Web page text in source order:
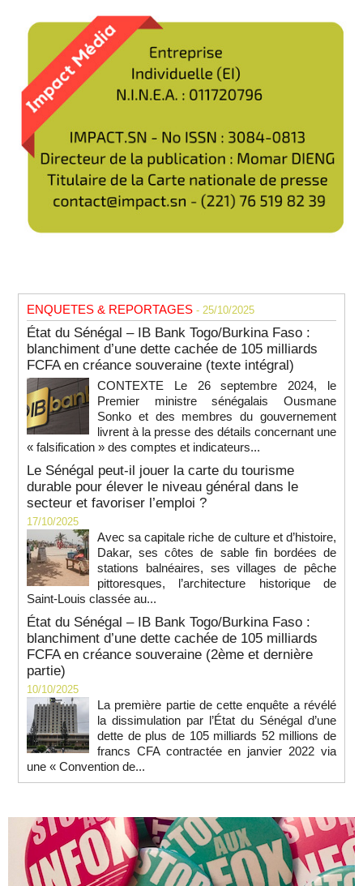
ENQUETES & REPORTAGES - 25/10/2025
État du Sénégal – IB Bank Togo/Burkina Faso :
blanchiment d’une dette cachée de 105 milliards
FCFA en créance souveraine (texte intégral)
CONTEXTE Le 26 septembre 2024, le
Premier ministre sénégalais Ousmane
Sonko et des membres du gouvernement
livrent à la presse des détails concernant une
« falsification » des comptes et indicateurs...
Le Sénégal peut-il jouer la carte du tourisme
durable pour élever le niveau général dans le
secteur et favoriser l’emploi ?
17/10/2025
Avec sa capitale riche de culture et d’histoire,
Dakar, ses côtes de sable fin bordées de
stations balnéaires, ses villages de pêche
pittoresques, l’architecture historique de
Saint-Louis classée au...
État du Sénégal – IB Bank Togo/Burkina Faso :
blanchiment d’une dette cachée de 105 milliards
FCFA en créance souveraine (2ème et dernière
partie)
10/10/2025
La première partie de cette enquête a révélé
la dissimulation par l’État du Sénégal d’une
dette de plus de 105 milliards 52 millions de
francs CFA contractée en janvier 2022 via
une « Convention de...